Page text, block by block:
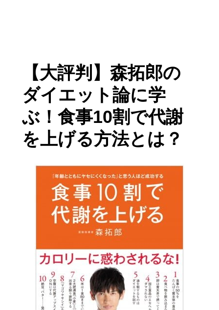
【大評判】森拓郎の
ダイエット論に学
ぶ！食事10割で代謝
を上げる方法とは？